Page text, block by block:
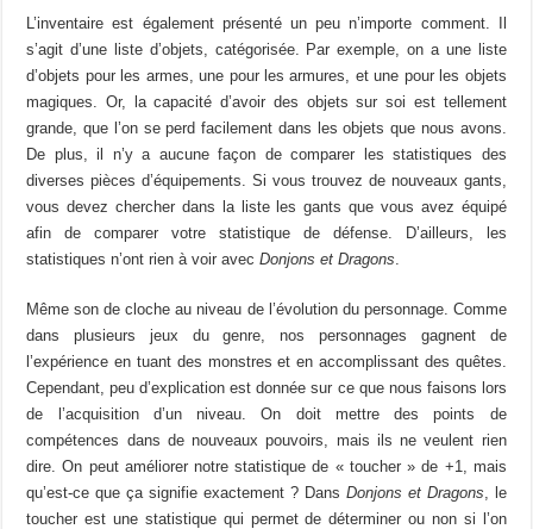
L’inventaire est également présenté un peu n’importe comment. Il
s’agit d’une liste d’objets, catégorisée. Par exemple, on a une liste
d’objets pour les armes, une pour les armures, et une pour les objets
magiques. Or, la capacité d’avoir des objets sur soi est tellement
grande, que l’on se perd facilement dans les objets que nous avons.
De plus, il n’y a aucune façon de comparer les statistiques des
diverses pièces d’équipements. Si vous trouvez de nouveaux gants,
vous devez chercher dans la liste les gants que vous avez équipé
afin de comparer votre statistique de défense. D’ailleurs, les
statistiques n’ont rien à voir avecDonjons et Dragons
Même son de cloche au niveau de l’évolution du personnage. Comme
dans plusieurs jeux du genre, nos personnages gagnent de
l’expérience en tuant des monstres et en accomplissant des quêtes.
Cependant, peu d’explication est donnée sur ce que nous faisons lors
de l’acquisition d’un niveau. On doit mettre des points de
compétences dans de nouveaux pouvoirs, mais ils ne veulent rien
dire. On peut améliorer notre statistique de « toucher » de +1, mais
qu’est-ce que ça signifie exactement ? Dans Donjons et Dragons , le
toucher est une statistique qui permet de déterminer ou non si l’on